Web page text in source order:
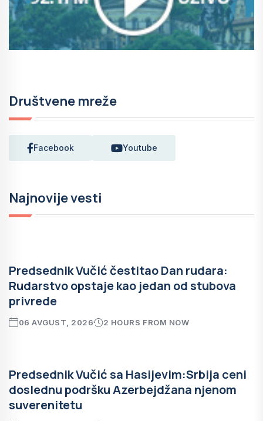
Društvene mreže
Facebook Youtube
Najnovije vesti
Predsednik Vučić čestitao Dan rudara:
Rudarstvo opstaje kao jedan od stubova
privrede
06 AVGUST, 2026 2 HOURS FROM NOW
Predsednik Vučić sa Hasijevim:Srbija ceni
doslednu podršku Azerbejdžana njenom
suverenitetu